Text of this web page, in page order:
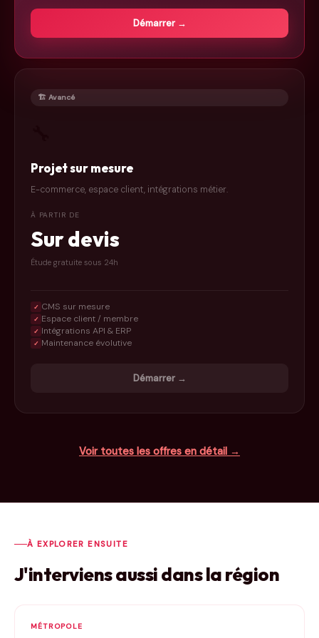
Démarrer →
🏗️ Avancé
Projet sur mesure
E-commerce, espace client, intégrations métier.
À PARTIR DE
Sur devis
Étude gratuite sous 24h
✓ CMS sur mesure
✓ Espace client / membre
✓ Intégrations API & ERP
✓ Maintenance évolutive
Démarrer →
Voir toutes les offres en détail →
À EXPLORER ENSUITE
J'interviens aussi dans la région
MÉTROPOLE